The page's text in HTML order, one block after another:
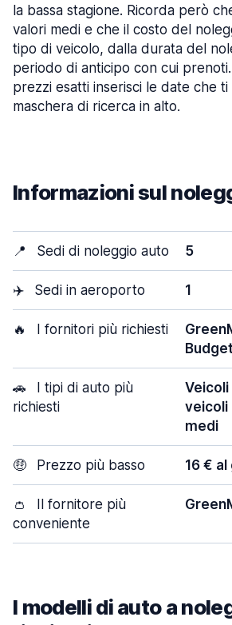
la bassa stagione. Ricorda però
valori medi e che il costo del
tipo di veicolo, dalla durata del
periodo di anticipo con cui
prezzi esatti inserisci le date che
maschera di ricerca in alto.
Informazioni sul
📍 Sedi di noleggio auto 5
✈️ Sedi in aeroporto 1
🔥 I fornitori più richiesti
🚗
I tipi di auto più
richiesti
Veicoli
veicoli
medi
🤑 Prezzo più basso 16 €
👛
Il fornitore più
conveniente
I modelli di auto a